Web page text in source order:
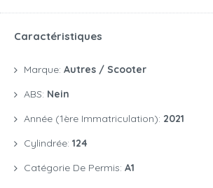
Caractéristiques
Marque: Autres / Scooter
ABS: Nein
Année (1ère Immatriculation): 2021
Cylindrée: 124
Catégorie De Permis: A1